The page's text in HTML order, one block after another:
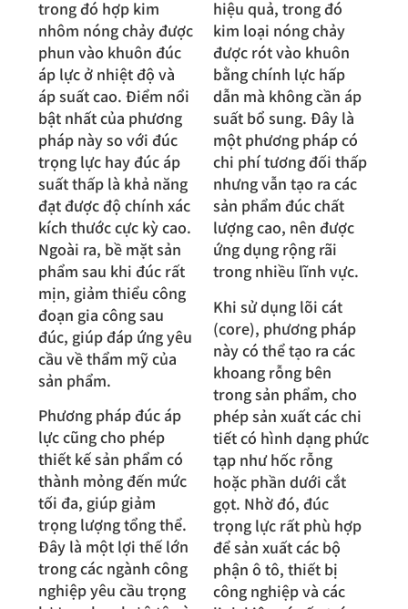
trong đó hợp kim
nhôm nóng chảy được
phun vào khuôn đúc
áp lực ở nhiệt độ và
áp suất cao. Điểm nổi
bật nhất của phương
pháp này so với đúc
trọng lực hay đúc áp
suất thấp là khả năng
đạt được độ chính xác
kích thước cực kỳ cao.
Ngoài ra, bề mặt sản
phẩm sau khi đúc rất
mịn, giảm thiểu công
đoạn gia công sau
đúc, giúp đáp ứng yêu
cầu về thẩm mỹ của
sản phẩm.
Phương pháp đúc áp
lực cũng cho phép
thiết kế sản phẩm có
thành mỏng đến mức
tối đa, giúp giảm
trọng lượng tổng thể.
Đây là một lợi thế lớn
trong các ngành công
nghiệp yêu cầu trọng
hiệu quả, trong đó
kim loại nóng chảy
được rót vào khuôn
bằng chính lực hấp
dẫn mà không cần áp
suất bổ sung. Đây là
một phương pháp có
chi phí tương đối thấp
nhưng vẫn tạo ra các
sản phẩm đúc chất
lượng cao, nên được
ứng dụng rộng rãi
trong nhiều lĩnh vực.
Khi sử dụng lõi cát
(core), phương pháp
này có thể tạo ra các
khoang rỗng bên
trong sản phẩm, cho
phép sản xuất các chi
tiết có hình dạng phức
tạp như hốc rỗng
hoặc phần dưới cắt
gọt. Nhờ đó, đúc
trọng lực rất phù hợp
để sản xuất các bộ
phận ô tô, thiết bị
công nghiệp và các